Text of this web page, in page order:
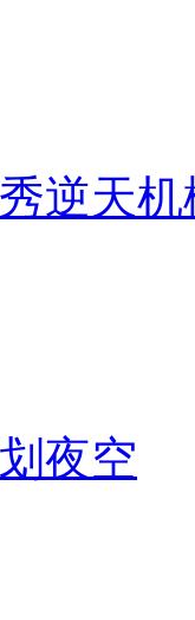
逆天机
夜空